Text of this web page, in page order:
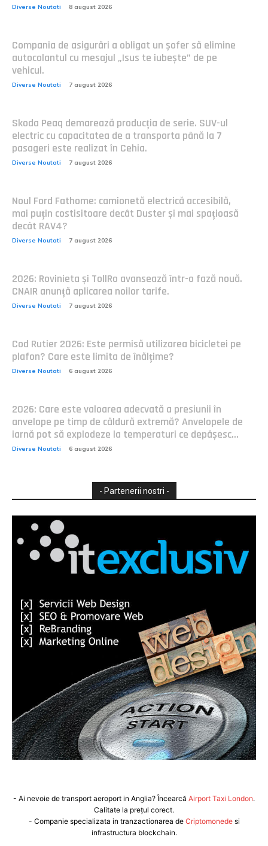
Diverse Noutati 8 august 2026
Compania de asigurări a obligat un șofer să elimine
autocolantul cu mesajul „Isus te iubește” de pe
vehicul.
Diverse Noutati 7 august 2026
Skoda Peaq demarează producția de serie. SUV-ul
electric cu capacitatea de a transporta până la 7
pasageri este realizat în Cehia.
Diverse Noutati 7 august 2026
Noul Ford Fathome: camionetă electrică accesibilă,
mai puțin costisitoare decât Duster și mai spațioasă
decât RAV4?
Diverse Noutati 7 august 2026
2026: Rovinieta și TollRo avansează într-o fază nouă.
CNAIR anunță aplicarea noilor tarife.
Diverse Noutati 7 august 2026
Cod Rutier 2026: Este permisă utilizarea bicicletei pe
plafon? Care este limita de înălțime?
Diverse Noutati 6 august 2026
2026: Care este valoarea adecvată a presiunii în
anvelope pe timp de căldură extremă? Anvelopele de
iarnă pot să explodeze la temperaturi ce depășesc...
Diverse Noutati 6 august 2026
- Partenerii nostri -
- Ai nevoie de transport aeroport in Anglia? Încearcă Airport Taxi London.
Calitate la prețul corect.
- Companie specializata in tranzactionarea de Criptomonedesi
infrastructura blockchain.